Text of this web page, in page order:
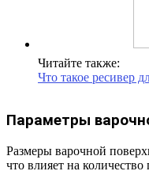
Читайте также:
Что такое ресивер
Параметры
Размеры варочной
что влияет на